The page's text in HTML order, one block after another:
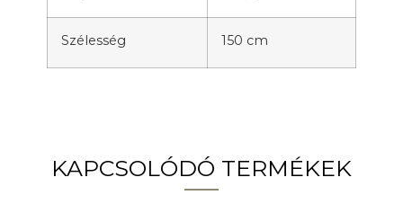
Szélesség 150 cm
KAPCSOLÓDÓ TERMÉKEK